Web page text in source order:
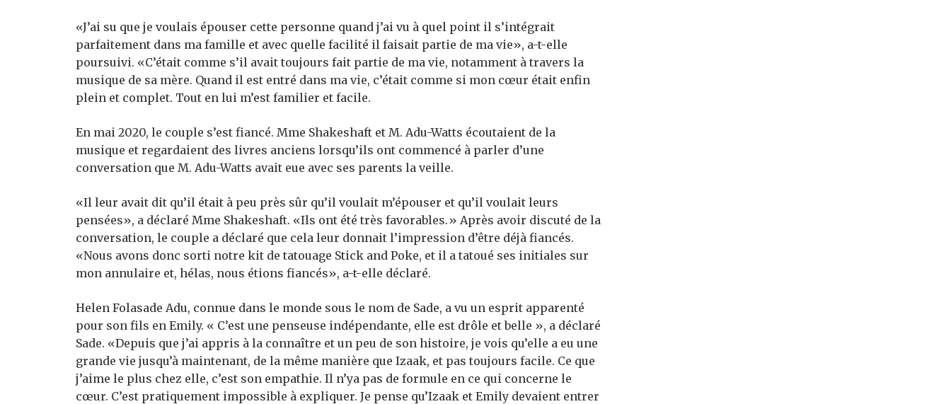
«J’ai su que je voulais épouser cette personne quand j’ai vu à quel point il s’intégrait
parfaitement dans ma famille et avec quelle facilité il faisait partie de ma vie», a-t-elle
poursuivi. «C’était comme s’il avait toujours fait partie de ma vie, notamment à travers la
musique de sa mère. Quand il est entré dans ma vie, c’était comme si mon cœur était enfin
plein et complet. Tout en lui m’est familier et facile.
En mai 2020, le couple s’est fiancé. Mme Shakeshaft et M. Adu-Watts écoutaient de la
musique et regardaient des livres anciens lorsqu’ils ont commencé à parler d’une
conversation que M. Adu-Watts avait eue avec ses parents la veille.
«Il leur avait dit qu’il était à peu près sûr qu’il voulait m’épouser et qu’il voulait leurs
pensées», a déclaré Mme Shakeshaft. «Ils ont été très favorables.» Après avoir discuté de la
conversation, le couple a déclaré que cela leur donnait l’impression d’être déjà fiancés.
«Nous avons donc sorti notre kit de tatouage Stick and Poke, et il a tatoué ses initiales sur
mon annulaire et, hélas, nous étions fiancés», a-t-elle déclaré.
Helen Folasade Adu, connue dans le monde sous le nom de Sade, a vu un esprit apparenté
pour son fils en Emily. « C’est une penseuse indépendante, elle est drôle et belle », a déclaré
Sade. «Depuis que j’ai appris à la connaître et un peu de son histoire, je vois qu’elle a eu une
grande vie jusqu’à maintenant, de la même manière que Izaak, et pas toujours facile. Ce que
j’aime le plus chez elle, c’est son empathie. Il n’ya pas de formule en ce qui concerne le
cœur. C’est pratiquement impossible à expliquer. Je pense qu’Izaak et Emily devaient entrer